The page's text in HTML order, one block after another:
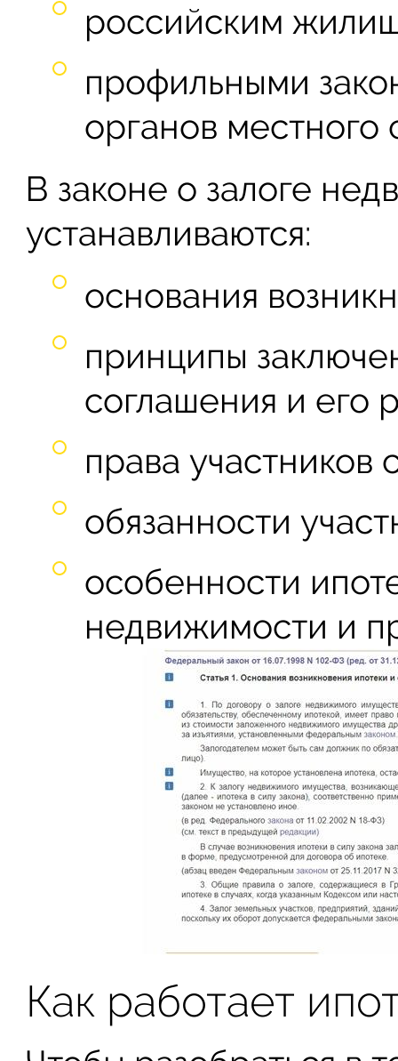
российским
профильными
органов местного
В законе о залоге
устанавливаются:
основания
принципы
соглашения и его
права участников
обязанности
особенности
недвижимости и
Как работает